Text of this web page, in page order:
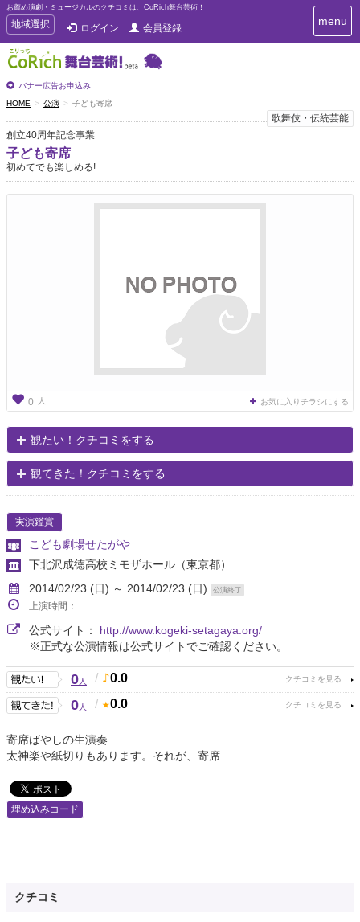
お薦め演劇・ミュージカルのクチコミは、CoRich舞台芸術！
T
o
g
g
e
n
a
v
i
g
a
地域選択 ログイン 会員登録
バナー広告お申込み
T
o
n
g
a
menu
HOME 公演 子ども寄席
歌舞伎・伝統芸能
創立40周年記念事業
子ども寄席
初めてでも楽しめる!
0 人 お気に入りチラシにする
観たい！クチコミをする
観てきた！クチコミをする
実演鑑賞
こども劇場せたがや
下北沢成徳高校ミモザホール （東京都）
2014/02/23 (日) ～ 2014/02/23 (日)
公演終了
上演時間：
公式サイト： http://www.kogeki-setagaya.org/
※正式な公演情報は公式サイトでご確認ください。
0人 / 0.0
0人 / 0.0
寄席ばやしの生演奏
太神楽や紙切りもあります。それが、寄席
埋め込みコード
クチコミ